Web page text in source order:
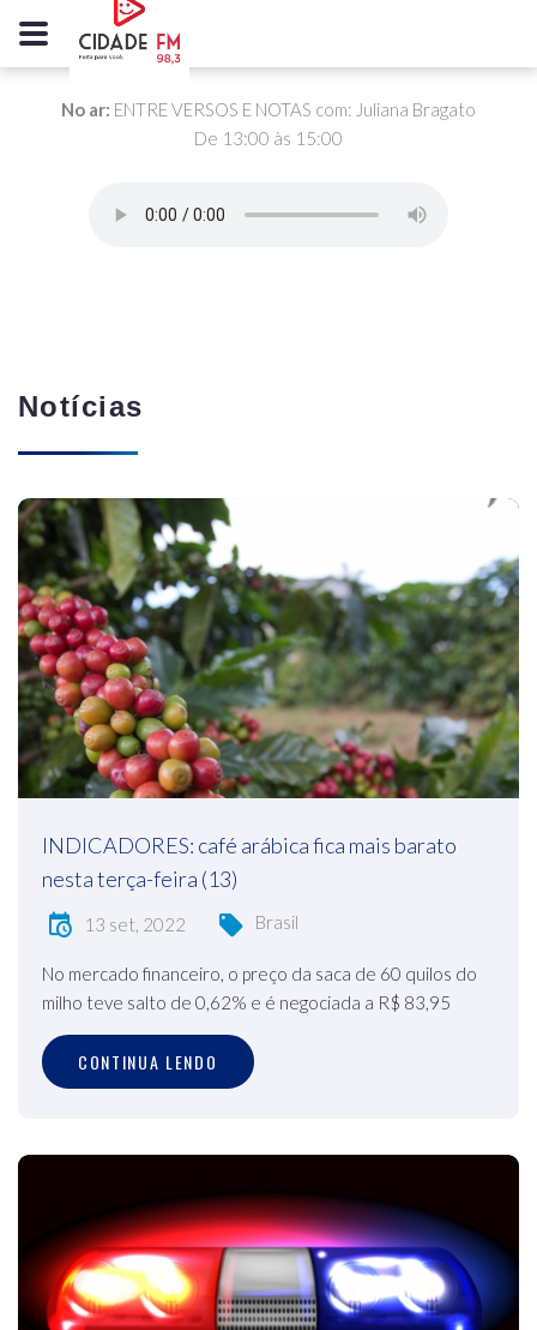
No ar: ENTRE VERSOS E NOTAS com: Juliana Bragato
De 13:00 às 15:00
Notícias
INDICADORES: café arábica fica mais barato
nesta terça-feira (13)
13 set, 2022 Brasil
No mercado financeiro, o preço da saca de 60 quilos do
milho teve salto de 0,62% e é negociada a R$ 83,95
CONTINUA LENDO